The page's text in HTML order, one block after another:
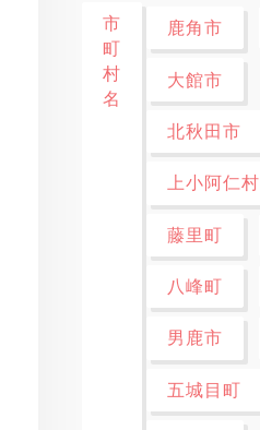
市
町
村
名
鹿角市
大館市
北秋田市
上小阿仁村
藤里町
八峰町
男鹿市
五城目町